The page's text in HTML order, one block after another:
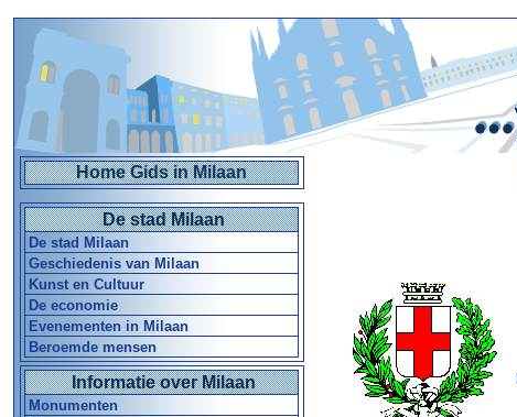
Home Gids in Milaan
De stad Milaan
De stad Milaan
Geschiedenis van Milaan
Kunst en Cultuur
De economie
Evenementen in Milaan
Beroemde mensen
Informatie over Milaan
Monumenten